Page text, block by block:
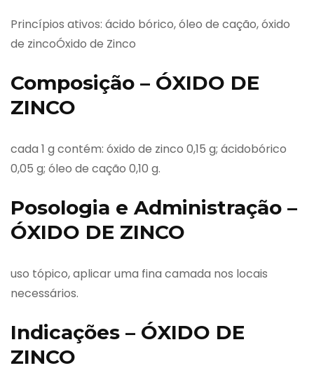
Princípios ativos: ácido bórico, óleo de cação, óxido
de zincoÓxido de Zinco
Composição – ÓXIDO DE
ZINCO
cada 1 g contém: óxido de zinco 0,15 g; ácidobórico
0,05 g; óleo de cação 0,10 g.
Posologia e Administração –
ÓXIDO DE ZINCO
uso tópico, aplicar uma fina camada nos locais
necessários.
Indicações – ÓXIDO DE
ZINCO